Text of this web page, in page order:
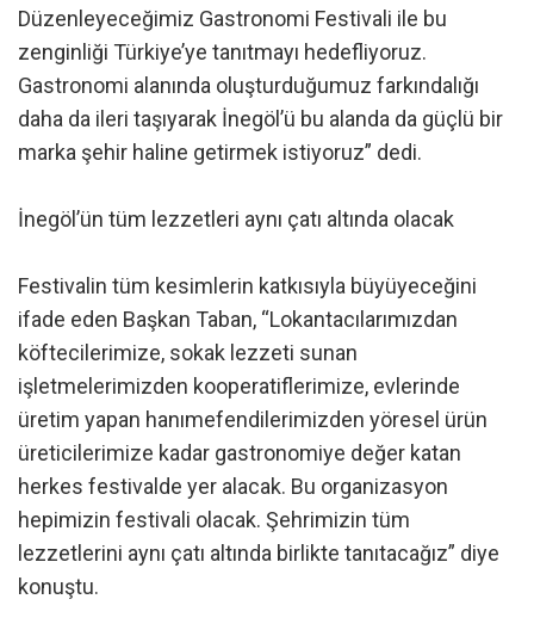
Düzenleyeceğimiz Gastronomi Festivali ile bu
zenginliği Türkiye’ye tanıtmayı hedefliyoruz.
Gastronomi alanında oluşturduğumuz farkındalığı
daha da ileri taşıyarak İnegöl’ü bu alanda da güçlü bir
marka şehir haline getirmek istiyoruz” dedi.
İnegöl’ün tüm lezzetleri aynı çatı altında olacak
Festivalin tüm kesimlerin katkısıyla büyüyeceğini
ifade eden Başkan Taban, “Lokantacılarımızdan
köftecilerimize, sokak lezzeti sunan
işletmelerimizden kooperatiflerimize, evlerinde
üretim yapan hanımefendilerimizden yöresel ürün
üreticilerimize kadar gastronomiye değer katan
herkes festivalde yer alacak. Bu organizasyon
hepimizin festivali olacak. Şehrimizin tüm
lezzetlerini aynı çatı altında birlikte tanıtacağız” diye
konuştu.